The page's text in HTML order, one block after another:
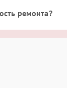
ремонта?